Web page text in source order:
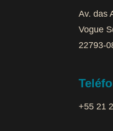
Av. das
Vogue
22793-
+55 21